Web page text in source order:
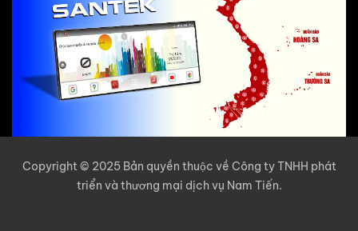
Copyright © 2025 Bản quyền thuộc về Công ty TNHH phát
triển và thương mại dịch vụ Nam Tiến.